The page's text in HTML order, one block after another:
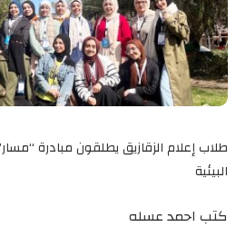
طلاب إعلام الزقازيق يطلقون مبادرة
البيئية
كتب احمد عسله